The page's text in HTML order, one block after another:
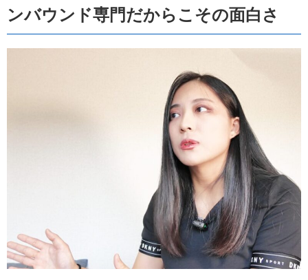
ンバウンド専門だからこその面白さ